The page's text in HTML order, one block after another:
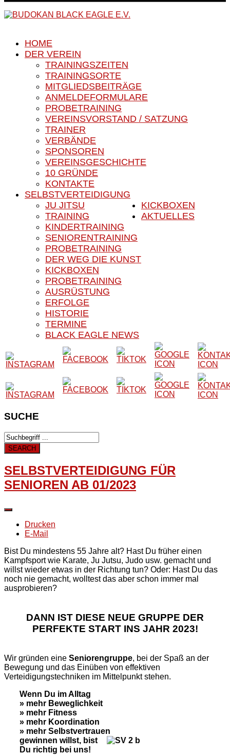
HOME
DER VEREIN
TRAININGSZEITEN
TRAININGSORTE
MITGLIEDSBEITRÄGE
ANMELDEFORMULARE
PROBETRAINING
VEREINSVORSTAND / SATZUNG
TRAINER
VERBÄNDE
SPONSOREN
VEREINSGESCHICHTE
10 GRÜNDE
KONTAKTE
SELBSTVERTEIDIGUNG
JU JITSU
TRAINING
KINDERTRAINING
SENIORENTRAINING
PROBETRAINING
DER WEG DIE KUNST
KICKBOXEN
KICKBOXEN
PROBETRAINING
AUSRÜSTUNG
ERFOLGE
HISTORIE
AKTUELLES
TERMINE
BLACK EAGLE NEWS
SUCHE
SELBSTVERTEIDIGUNG FÜR
SENIOREN AB 01/2023
Drucken
E-Mail
Bist Du mindestens 55 Jahre alt? Hast Du früher einen
Kampfsport wie Karate, Ju Jutsu, Judo usw. gemacht und
willst wieder etwas in der Richtung tun? Oder: Hast Du das
noch nie gemacht, wolltest das aber schon immer mal
ausprobieren?
DANN IST DIESE NEUE GRUPPE DER
PERFEKTE START INS JAHR 2023!
Wir gründen eine Seniorengruppe, bei der Spaß an der
Bewegung und das Einüben von effektiven
Verteidigungstechniken im Mittelpunkt stehen.
Wenn Du im Alltag
» mehr Beweglichkeit
» mehr Fitness
» mehr Koordination
» mehr Selbstvertrauen
gewinnen willst, bist
Du richtig bei uns!